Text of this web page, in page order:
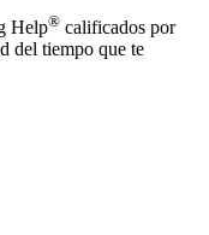
Help® calificados por
del tiempo que te